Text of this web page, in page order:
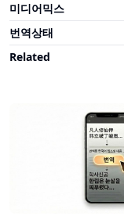
미디어믹스
번역상태
Related